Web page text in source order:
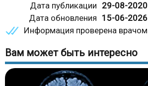
длится:нативное - 15 минут, с
Результаты диагностической
получает на руки или на
Ожидание заключение не
Где сделать МРТ
адреса и цены
Дата публикации 29-08-2020
Дата обновления 15-06-2026
Информация проверена врачом
Вам может быть интересно